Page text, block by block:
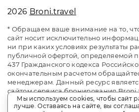
2026 Broni.travel
* Обращаем ваше внимание на то,
сайт носит исключительно
ни при каких условиях результаты
публичной офертой, определяемой
437 Гражданского кодекса
окончательным расчетом
менеджерам. Данный ресурс
сайтом сервиса бронирования
«Ай-Тодор-Юг». Сайт онлайн
Актуальные цены, прайс-листы и
Мы используем cookies, чтобы сайт
лучше. Оставаясь на сайте, вы